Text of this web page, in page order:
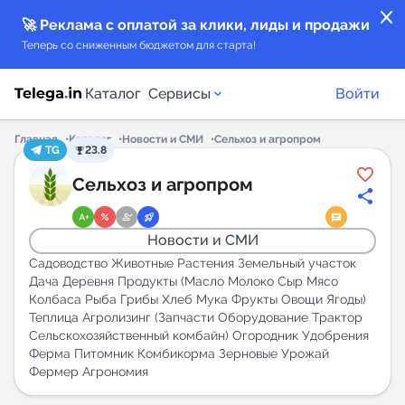
close
🚀 Реклама с оплатой за клики, лиды и продажи
Теперь со сниженным бюджетом для старта!
Каталог Сервисы
Каталог каналов
Каталог ботов
Горящие предложения
Индекс читаемости каналов в Telegram
New
Аналитика MAX каналов
New
Войти
Главная Каталог Новости и СМИ
Сельхоз и агропром
TG
23.8
Сельхоз и агропром
Новости и СМИ
Садоводство Животные Растения Земельный участок
Дача Деревня Продукты (Масло Молоко Сыр Мясо
Колбаса Рыба Грибы Хлеб Мука Фрукты Овощи Ягоды)
Теплица Агролизинг (Запчасти Оборудование Трактор
Сельскохозяйственный комбайн) Огородник Удобрения
Ферма Питомник Комбикорма Зерновые Урожай
Фермер Агрономия